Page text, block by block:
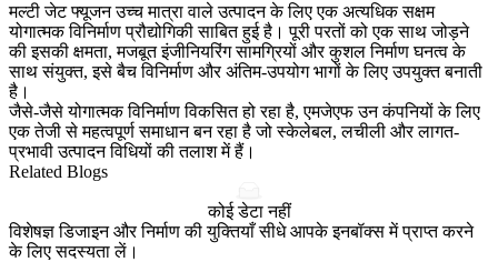
मल्टी जेट फ्यूजन उच्च मात्रा वाले उत्पादन के लिए एक अत्यधिक सक्षम
योगात्मक विनिर्माण प्रौद्योगिकी साबित हुई है। पूरी परतों को एक साथ जोड़ने
की इसकी क्षमता, मजबूत इंजीनियरिंग सामग्रियों और कुशल निर्माण घनत्व के
साथ संयुक्त, इसे बैच विनिर्माण और अंतिम-उपयोग भागों के लिए उपयुक्त बनाती
है।
जैसे-जैसे योगात्मक विनिर्माण विकसित हो रहा है, एमजेएफ उन कंपनियों के लिए
एक तेजी से महत्वपूर्ण समाधान बन रहा है जो स्केलेबल, लचीली और लागत-
प्रभावी उत्पादन विधियों की तलाश में हैं।
Related Blogs
कोई डेटा नहीं
विशेषज्ञ डिजाइन और निर्माण की युक्तियाँ सीधे आपके इनबॉक्स में प्राप्त करने
के लिए सदस्यता लें।